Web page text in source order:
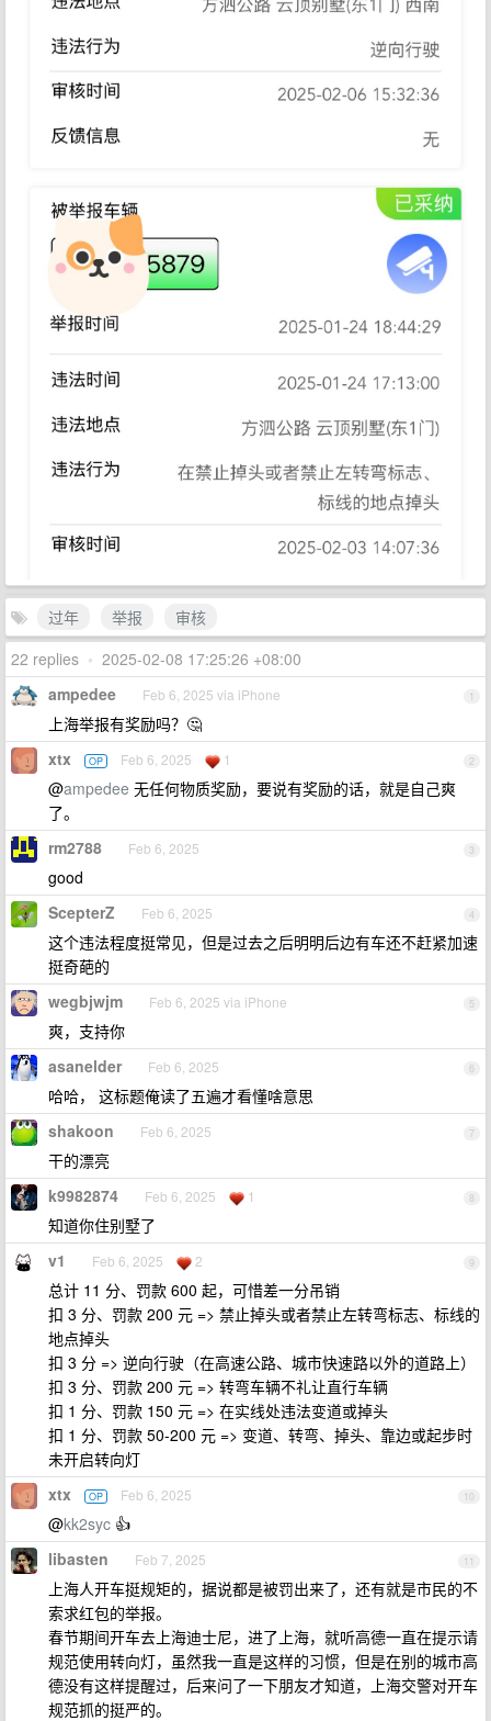
过年 举报
审核
22 replies • 2025-02-08 17:25:26 +08:00
1
ampedee Feb 6, 2025 via iPhone
上海举报有奖励吗？🤔
2
xtx OP Feb 6, 2025 1
@ampedee 无任何物质奖励，要说有奖励的话，就是自己爽
了。
3
rm2788 Feb 6, 2025
good
4
ScepterZ Feb 6, 2025
这个违法程度挺常见，但是过去之后明明后边有车还不赶紧加速
挺奇葩的
5
wegbjwjm Feb 6, 2025 via iPhone
爽，支持你
6
asanelder Feb 6, 2025
哈哈， 这标题俺读了五遍才看懂啥意思
7
shakoon Feb 6, 2025
干的漂亮
8
k9982874 Feb 6, 2025 1
知道你住别墅了
9
v1 Feb 6, 2025 2
总计 11 分、罚款 600 起，可惜差一分吊销
扣 3 分、罚款 200 元 => 禁止掉头或者禁止左转弯标志、标线的
地点掉头
扣 3 分 => 逆向行驶（在高速公路、城市快速路以外的道路上）
扣 3 分、罚款 200 元 => 转弯车辆不礼让直行车辆
扣 1 分、罚款 150 元 => 在实线处违法变道或掉头
扣 1 分、罚款 50-200 元 => 变道、转弯、掉头、靠边或起步时
未开启转向灯
10
xtx OP Feb 6, 2025
@kk2syc 👍
11
libasten Feb 7, 2025
上海人开车挺规矩的，据说都是被罚出来了，还有就是市民的不
索求红包的举报。
春节期间开车去上海迪士尼，进了上海，就听高德一直在提示请
规范使用转向灯，虽然我一直是这样的习惯，但是在别的城市高
德没有这样提醒过，后来问了一下朋友才知道，上海交警对开车
规范抓的挺严的。